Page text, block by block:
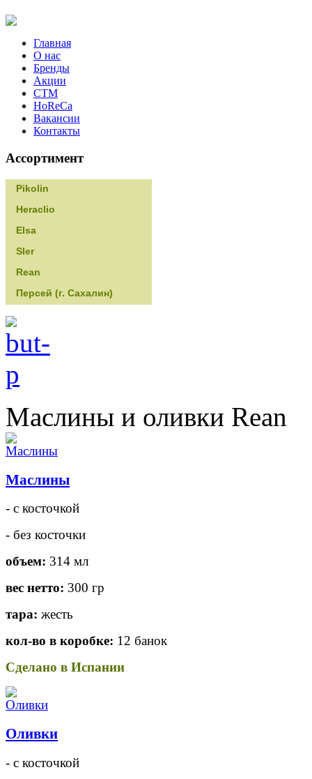
Главная
О нас
Бренды
Акции
CТМ
HoReCa
Вакансии
Контакты
Ассортимент
Pikolin
Heraclio
Elsa
Sler
Rean
Персей (г. Сахалин)
Маслины и оливки Rean
Маслины
- с косточкой
- без косточки
объем: 314 мл
вес нетто: 300 гр
тара: жесть
кол-во в коробке: 12 банок
Сделано в Испании
Оливки
- с косточкой